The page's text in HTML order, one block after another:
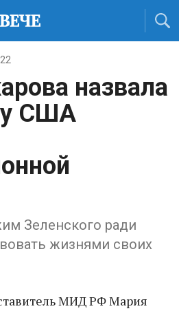
назвала
США
Зеленского ради
жизнями своих
МИД РФ Мария